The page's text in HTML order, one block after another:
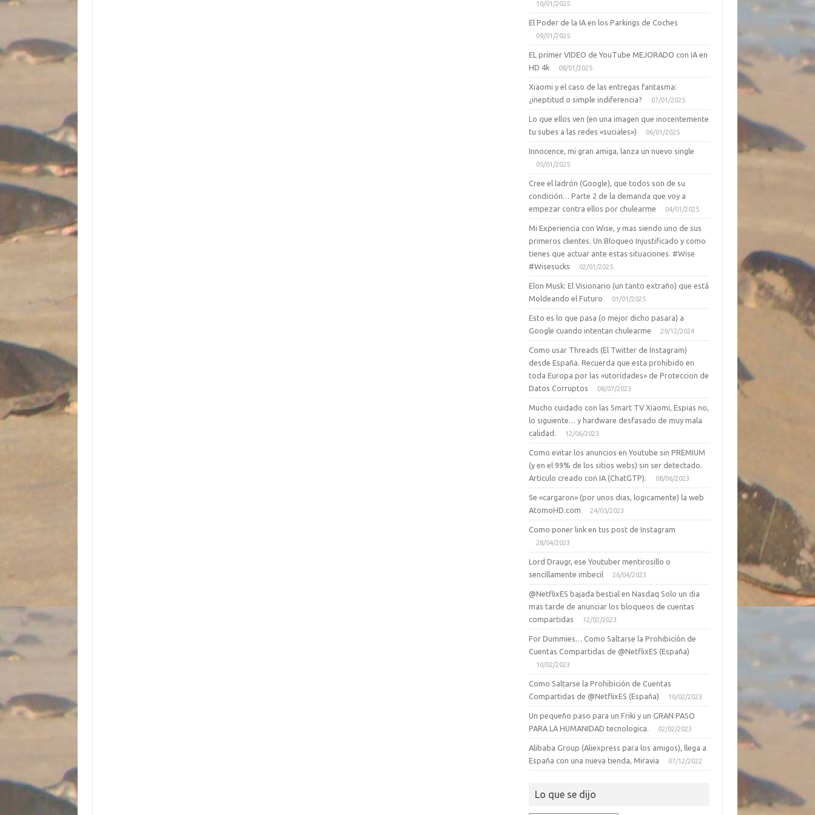
10/01/2025
El Poder de la IA en los Parkings de Coches
09/01/2025
EL primer VIDEO de YouTube MEJORADO con IA en
HD 4k
08/01/2025
Xiaomi y el caso de las entregas fantasma:
¿ineptitud o simple indiferencia?
07/01/2025
Lo que ellos ven (en una imagen que inocentemente
tu subes a las redes «suciales»)
06/01/2025
Innocence, mi gran amiga, lanza un nuevo single
05/01/2025
Cree el ladrón (Google), que todos son de su
condición… Parte 2 de la demanda que voy a
empezar contra ellos por chulearme
04/01/2025
Mi Experiencia con Wise, y mas siendo uno de sus
primeros clientes. Un Bloqueo Injustificado y como
tienes que actuar ante estas situaciones. #Wise
#Wisesucks
02/01/2025
Elon Musk: El Visionario (un tanto extraño) que está
Moldeando el Futuro
01/01/2025
Esto es lo que pasa (o mejor dicho pasara) a
Google cuando intentan chulearme
29/12/2024
Como usar Threads (El Twitter de Instagram)
desde España. Recuerda que esta prohibido en
toda Europa por las «utoridades» de Proteccion de
Datos Corruptos
08/07/2023
Mucho cuidado con las Smart TV Xiaomi, Espias no,
lo siguiente… y hardware desfasado de muy mala
calidad.
12/06/2023
Como evitar los anuncios en Youtube sin PREMIUM
(y en el 99% de los sitios webs) sin ser detectado.
Articulo creado con IA (ChatGTP).
08/06/2023
Se «cargaron» (por unos dias, logicamente) la web
AtomoHD.com
24/05/2023
Como poner link en tus post de Instagram
28/04/2023
Lord Draugr, ese Youtuber mentirosillo o
sencillamente imbecil
26/04/2023
@NetflixES bajada bestial en Nasdaq Solo un dia
mas tarde de anunciar los bloqueos de cuentas
compartidas
12/02/2023
For Dummies… Como Saltarse la Prohibición de
Cuentas Compartidas de @NetflixES (España)
10/02/2023
Como Saltarse la Prohibición de Cuentas
Compartidas de @NetflixES (España)
10/02/2023
Un pequeño paso para un Friki y un GRAN PASO
PARA LA HUMANIDAD tecnologica.
02/02/2023
Alibaba Group (Aliexpress para los amigos), llega a
España con una nueva tienda, Miravia
07/12/2022
Lo que se dijo